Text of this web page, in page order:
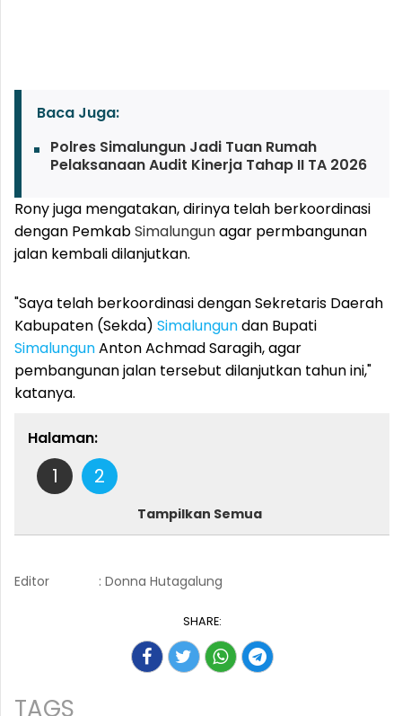
Baca Juga:
Polres Simalungun Jadi Tuan Rumah
Pelaksanaan Audit Kinerja Tahap II TA 2026
Rony juga mengatakan, dirinya telah berkoordinasi
dengan PemkabSimalungunagar permbangunan
jalan kembali dilanjutkan.
"Saya telah berkoordinasi dengan Sekretaris Daerah
Kabupaten (Sekda) Simalungundan Bupati
SimalungunAnton Achmad Saragih, agar
pembangunan jalan tersebut dilanjutkan tahun ini,"
katanya.
Halaman:
1 2
Tampilkan Semua
Editor : Donna Hutagalung
SHARE:
TAGS